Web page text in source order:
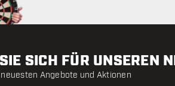
SICH FÜR UNSEREN
Angebote und Aktionen